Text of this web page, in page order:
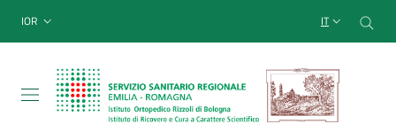
Sito Web Istituto
menu top-bar
IOR IT